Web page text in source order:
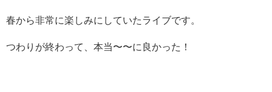
春から非常に楽しみにしていたライブです。
つわりが終わって、本当〜〜に良かった！